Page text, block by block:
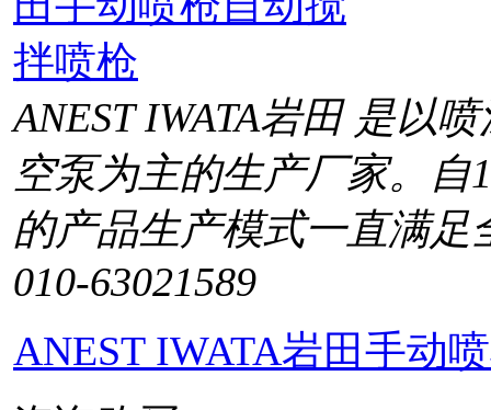
ANEST IWATA岩田 是以
空泵为主的生产厂家。自
的产品生产模式一直满足
010-63021589
ANEST IWATA岩田手动